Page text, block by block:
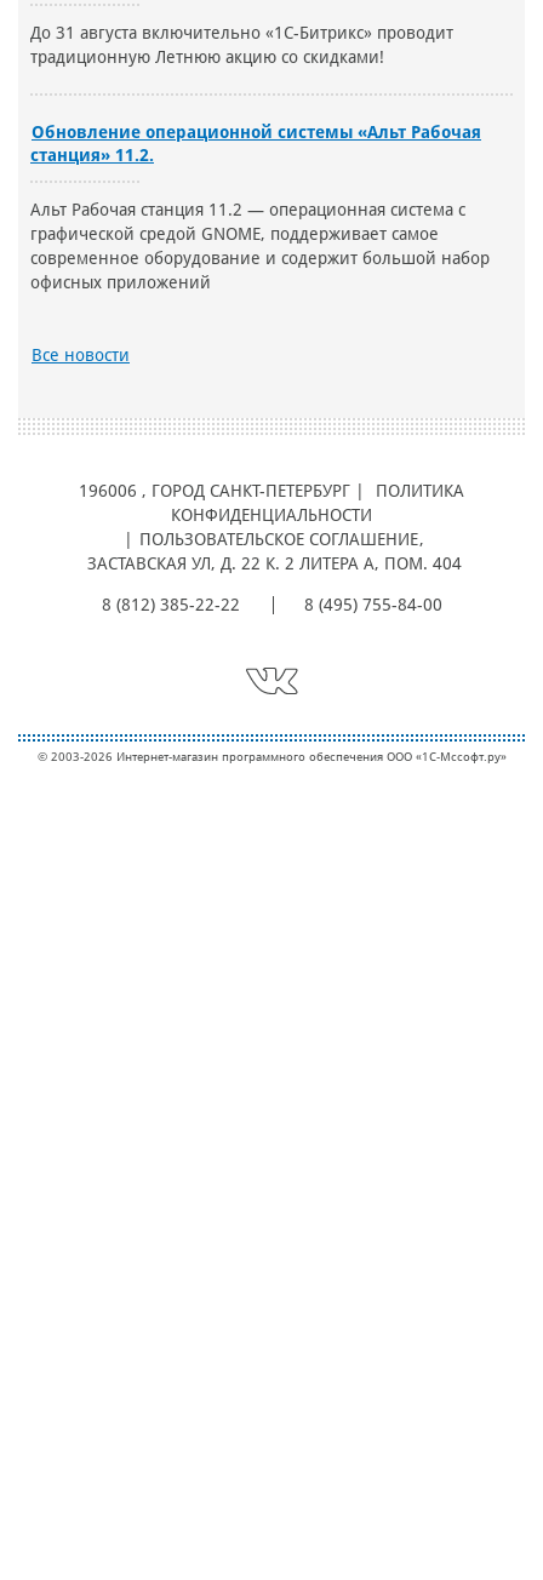
До 31 августа включительно «1С-Битрикс» проводит
традиционную Летнюю акцию со скидками!
Обновление операционной системы «Альт Рабочая
станция» 11.2.
Альт Рабочая станция 11.2 — операционная система с
графической средой GNOME, поддерживает самое
современное оборудование и содержит большой набор
офисных приложений
Все новости
196006 , ГОРОД САНКТ-ПЕТЕРБУРГ |
ПОЛИТИКА
КОНФИДЕНЦИАЛЬНОСТИ
ПОЛЬЗОВАТЕЛЬСКОЕ СОГЛАШЕНИЕ,
ЗАСТАВСКАЯ УЛ, Д. 22 К. 2 ЛИТЕРА А, ПОМ. 404
8 (812) 385-22-22 8 (495) 755-84-00
© 2003-2026 Интернет-магазин программного обеспечения ООО «1С-Мcсофт.ру»